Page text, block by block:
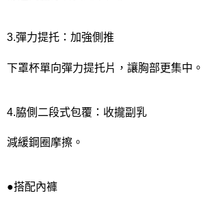
3.彈力提托：加強側推
下罩杯單向彈力提托片，讓胸部更集中。
4.脇側二段式包覆：收攏副乳
減緩鋼圈摩擦。
●搭配內褲